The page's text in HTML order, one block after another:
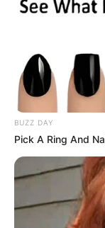
અમારી યુટ્યુબ
Latest News
BUZZ DAY
Pick A Ring And